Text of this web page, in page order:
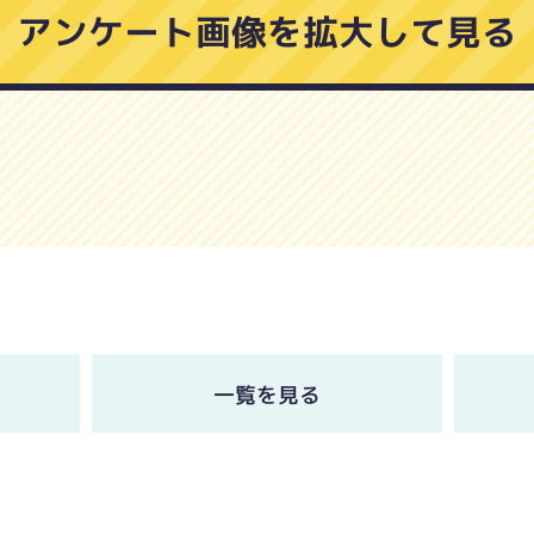
アンケート画像を拡大して見る
一覧を見る